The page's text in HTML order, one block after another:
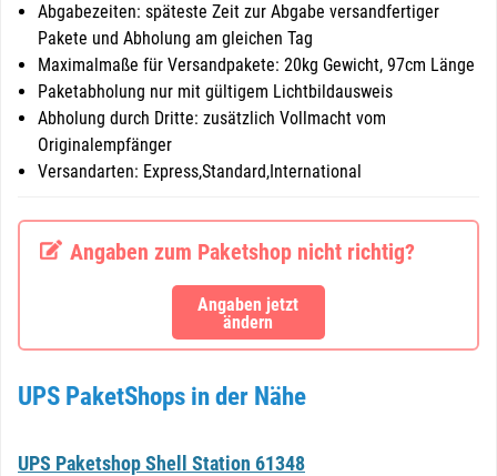
Abgabezeiten: späteste Zeit zur Abgabe versandfertiger
Pakete und Abholung am gleichen Tag
Maximalmaße für Versandpakete: 20kg Gewicht, 97cm Länge
Paketabholung nur mit gültigem Lichtbildausweis
Abholung durch Dritte: zusätzlich Vollmacht vom
Originalempfänger
Versandarten: Express,Standard,International
Angaben zum Paketshop nicht richtig?
Angaben jetzt
ändern
UPS PaketShops in der Nähe
UPS Paketshop Shell Station 61348